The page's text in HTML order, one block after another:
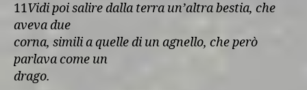
11Vidi poi salire dalla terra un’altra bestia, che
aveva due
corna, simili a quelle di un agnello, che però
parlava come un
drago.